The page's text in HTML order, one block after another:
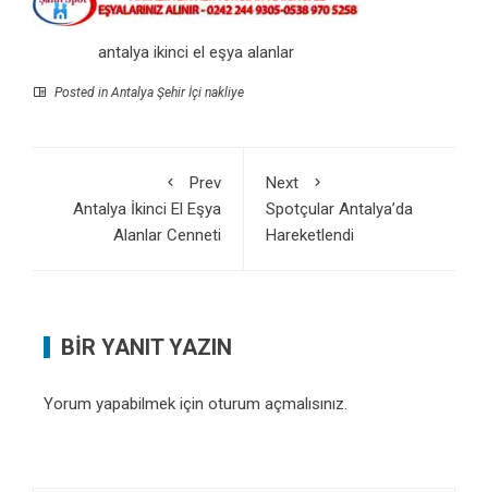
antalya ikinci el eşya alanlar
Posted in Antalya Şehir İçi nakliye
Prev
Antalya İkinci El Eşya
Alanlar Cenneti
Next
Spotçular Antalya’da
Hareketlendi
BIR YANIT YAZIN
Yorum yapabilmek için oturum açmalısınız.